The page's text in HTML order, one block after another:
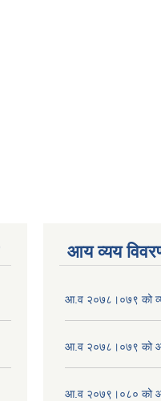
आय व्यय
आ.व २०७८।०७९ को
आ.व २०७८।०७९ को
आ.व २०७९।०८० को